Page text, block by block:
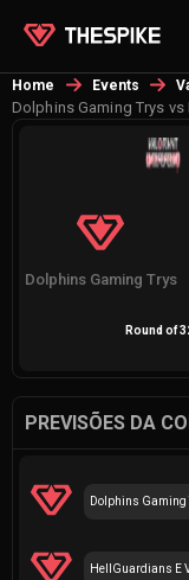
Home Events
Dolphins Gaming Trys vs
Dolphins Gaming Trys
Round of
PREVISÕES DA
Dolphins Gaming
HellGuardians E